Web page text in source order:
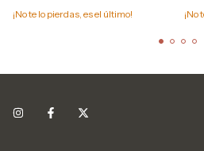
¡No te lo pierdas, es el último! ¡No